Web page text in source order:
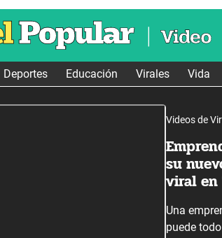
Deportes Educación Virales Vida
Videos de
su
viral en
Una
puede